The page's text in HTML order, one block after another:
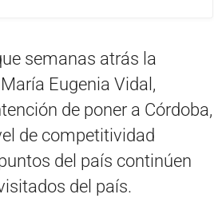
semanas atrás la
Eugenia Vidal,
de poner a Córdoba,
de competitividad
del país continúen
del país.